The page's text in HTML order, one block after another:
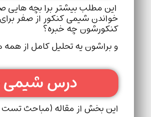
این مطلب بیشتر برا بچه هایی
خواندن شیمی کنکور از صفر
کنکورشون چه خبره؟
و براشون یه تحلیل کامل از
درس شیمی
این بخش از مقاله (مباحث